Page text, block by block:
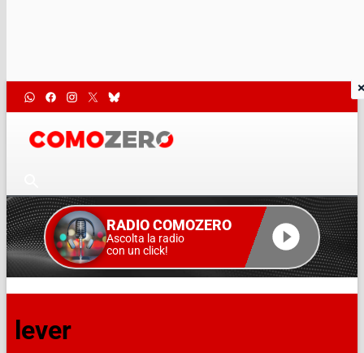
RADIO COMOZERO
Ascolta la radio
con un click!
lever